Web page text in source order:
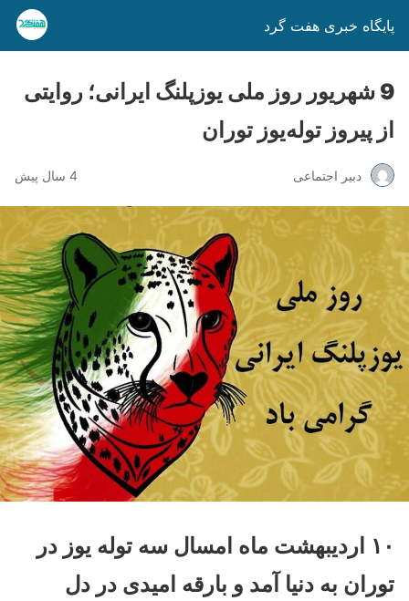
پایگاه خبری هفت گرد
9 شهریور روز ملی یوزپلنگ ایرانی؛ روایتی
از پیروز توله‌یوز توران
دبیر اجتماعی 4 سال پیش
۱۰ اردیبهشت ماه امسال سه توله یوز در
توران به دنیا آمد و بارقه امیدی در دل